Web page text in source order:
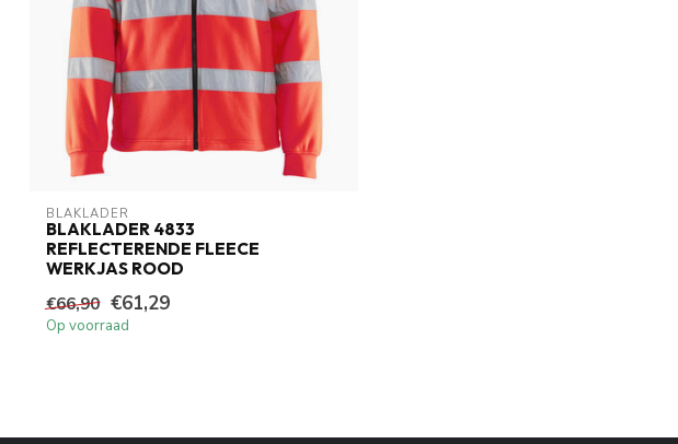
BLAKLADER
BLAKLADER 4833
REFLECTERENDE FLEECE
WERKJAS ROOD
€66,90 €61,29
Op voorraad